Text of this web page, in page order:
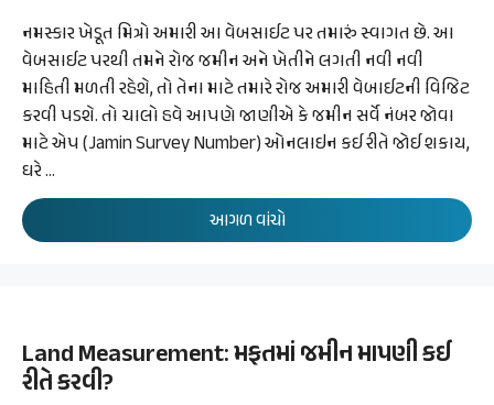
નમસ્કાર ખેડૂત મિત્રો અમારી આ વેબસાઈટ પર તમારું સ્વાગત છે. આ
વેબસાઈટ પરથી તમને રોજ જમીન અને ખેતીને લગતી નવી નવી
માહિતી મળતી રહેશે, તો તેના માટે તમારે રોજ અમારી વેબાઈટની વિજિટ
કરવી પડશે. તો ચાલો હવે આપણે જાણીએ કે જમીન સર્વે નંબર જોવા
માટે એપ (Jamin Survey Number) ઓનલાઇન કઈ રીતે જોઈ શકાય,
ઘરે …
આગળ વાંચો
Land Measurement: મફતમાં જમીન માપણી કઈ
રીતે કરવી?